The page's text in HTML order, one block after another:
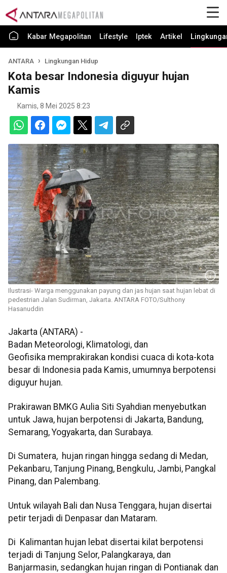
Kabar Megapolitan Lifestyle Iptek Artikel
ANTARA Lingkungan Hidup
Kota besar Indonesia diguyur hujan
Kamis
Kamis, 8 Mei 2025 8:23
Ilustrasi- Warga menggunakan payung dan jas hujan saat hujan lebat di
pedestrian Jalan Sudirman, Jakarta. ANTARA FOTO/Sulthony
Hasanuddin
Jakarta (ANTARA) -
Badan Meteorologi, Klimatologi, dan
Geofisika memprakirakan kondisi cuaca di kota-kota
besar di Indonesia pada Kamis, umumnya berpotensi
diguyur hujan.
Prakirawan BMKG Aulia Siti Syahdian menyebutkan
untuk Jawa, hujan berpotensi di Jakarta, Bandung,
Semarang, Yogyakarta, dan Surabaya.
Di Sumatera, hujan ringan hingga sedang di Medan,
Pekanbaru, Tanjung Pinang, Bengkulu, Jambi, Pangkal
Pinang, dan Palembang.
Untuk wilayah Bali dan Nusa Tenggara, hujan disertai
petir terjadi di Denpasar dan Mataram.
Di Kalimantan hujan lebat disertai kilat berpotensi
terjadi di Tanjung Selor, Palangkaraya, dan
Banjarmasin, sedangkan hujan ringan di Pontianak dan